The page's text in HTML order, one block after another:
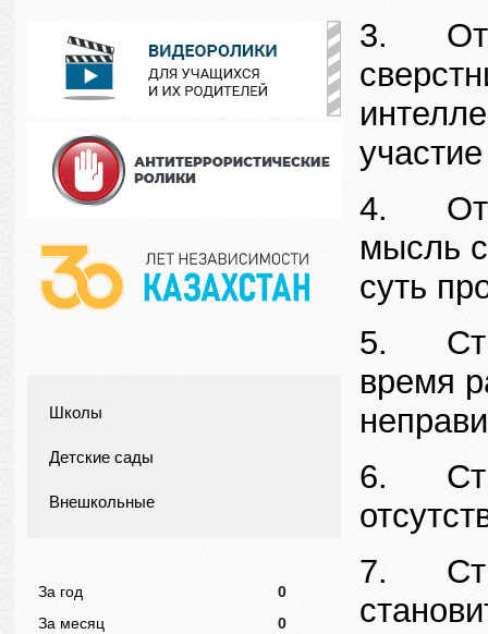
Школы
Детские сады
Внешкольные
За год
0
За месяц
0
3.
4.
мысль
суть
5.
время
6.
7.